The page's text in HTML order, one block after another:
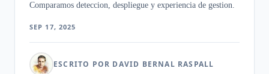
Comparamos deteccion, despliegue y experiencia de gestion.
SEP 17, 2025
ESCRITO POR DAVID BERNAL RASPALL